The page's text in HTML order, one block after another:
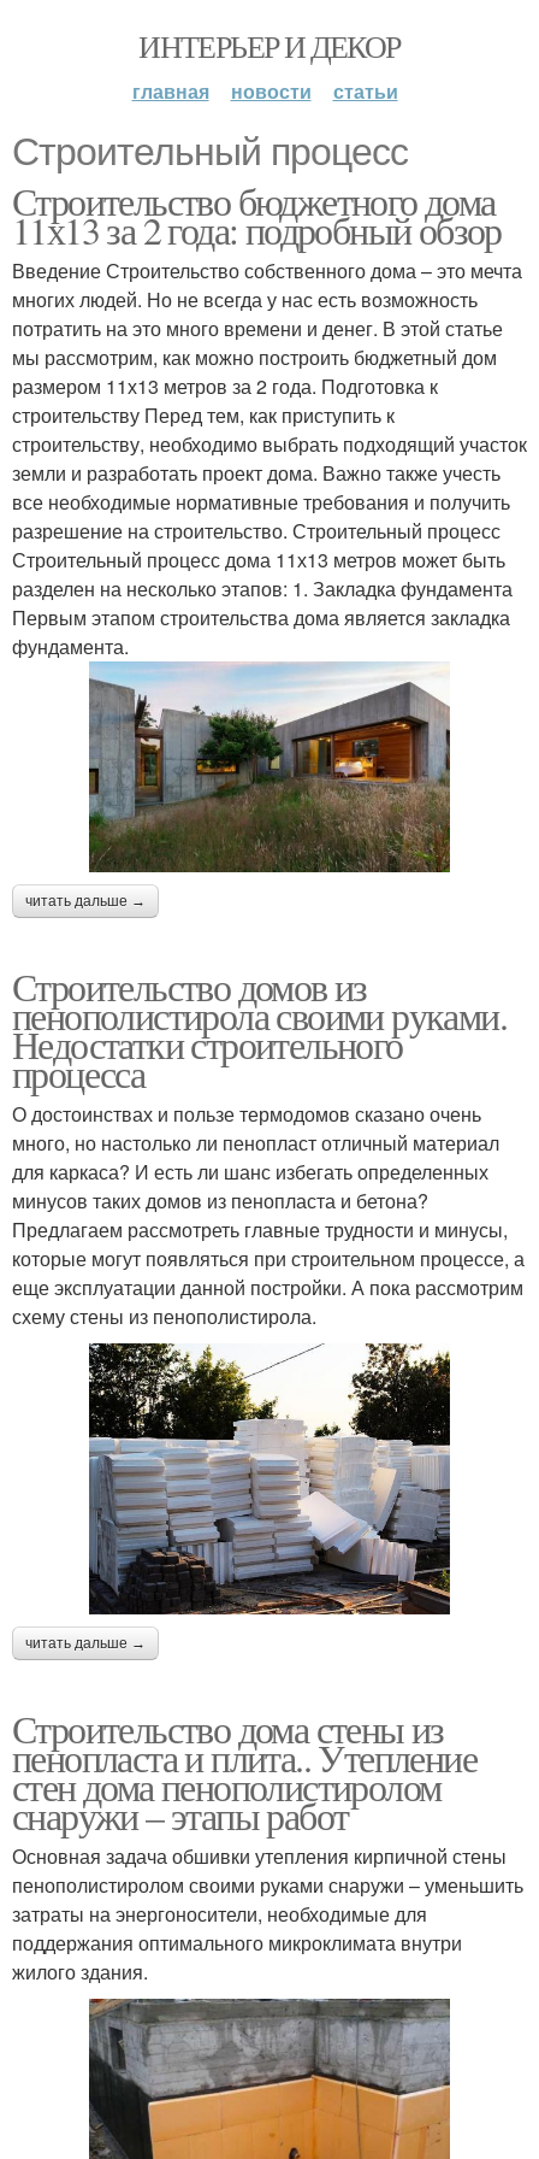
ИНТЕРЬЕР И ДЕКОР
главная новости статьи
Строительный процесс
Строительство бюджетного дома
11х13 за 2 года: подробный обзор
Введение Строительство собственного дома – это мечта
многих людей. Но не всегда у нас есть возможность
потратить на это много времени и денег. В этой статье
мы рассмотрим, как можно построить бюджетный дом
размером 11х13 метров за 2 года. Подготовка к
строительству Перед тем, как приступить к
строительству, необходимо выбрать подходящий участок
земли и разработать проект дома. Важно также учесть
все необходимые нормативные требования и получить
разрешение на строительство. Строительный процесс
Строительный процесс дома 11х13 метров может быть
разделен на несколько этапов: 1. Закладка фундамента
Первым этапом строительства дома является закладка
фундамента.
читать дальше →
Строительство домов из
пенополистирола своими руками.
Недостатки строительного
процесса
О достоинствах и пользе термодомов сказано очень
много, но настолько ли пенопласт отличный материал
для каркаса? И есть ли шанс избегать определенных
минусов таких домов из пенопласта и бетона?
Предлагаем рассмотреть главные трудности и минусы,
которые могут появляться при строительном процессе, а
еще эксплуатации данной постройки. А пока рассмотрим
схему стены из пенополистирола.
читать дальше →
Строительство дома стены из
пенопласта и плита.. Утепление
стен дома пенополистиролом
снаружи – этапы работ
Основная задача обшивки утепления кирпичной стены
пенополистиролом своими руками снаружи – уменьшить
затраты на энергоносители, необходимые для
поддержания оптимального микроклимата внутри
жилого здания.